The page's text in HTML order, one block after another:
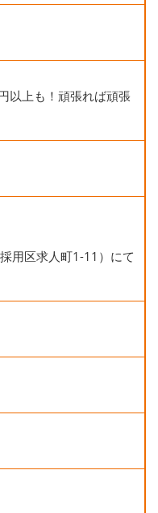
以上も！頑張れば頑張
用区求人町1-11）にて